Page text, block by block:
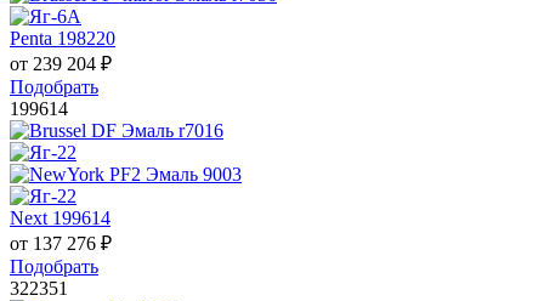
Penta 198220
от 239 204 ₽
Подобрать
199614
Next 199614
от 137 276 ₽
Подобрать
322351